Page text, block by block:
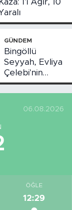
GÜNDEM
Bingöllü
Seyyah, Evliya
Çelebi'nin
Bahsettiği
Bingöl'deki O
06.08.2026
ÖĞLE
12:29